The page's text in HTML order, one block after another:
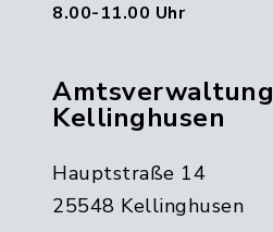
8.00-11.00 Uhr
Amtsverwaltung
Kellinghusen
Hauptstraße 14
25548 Kellinghusen